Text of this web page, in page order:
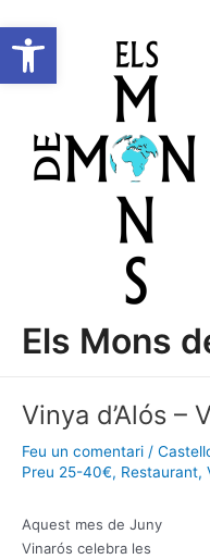
Obre la barra d'eines
contingut
Els Mons
Vinya d’Alós –
Feu un comentari /
Preu 25-40€, Restaurant,
Aquest mes de Juny
Vinarós celebra les
d'entrades
e
r